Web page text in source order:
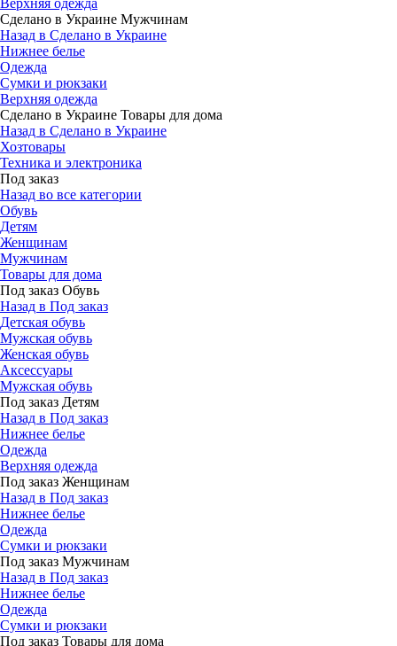
Верхняя одежда
Сделано в Украине Мужчинам
Назад в Сделано в Украине
Нижнее белье
Одежда
Сумки и рюкзаки
Верхняя одежда
Сделано в Украине Товары для дома
Назад в Сделано в Украине
Хозтовары
Техника и электроника
Под заказ
Назад во все категории
Обувь
Детям
Женщинам
Мужчинам
Товары для дома
Под заказ Обувь
Назад в Под заказ
Детская обувь
Мужская обувь
Женская обувь
Аксессуары
Мужская обувь
Под заказ Детям
Назад в Под заказ
Нижнее белье
Одежда
Верхняя одежда
Под заказ Женщинам
Назад в Под заказ
Нижнее белье
Одежда
Сумки и рюкзаки
Под заказ Мужчинам
Назад в Под заказ
Нижнее белье
Одежда
Сумки и рюкзаки
Под заказ Товары для дома